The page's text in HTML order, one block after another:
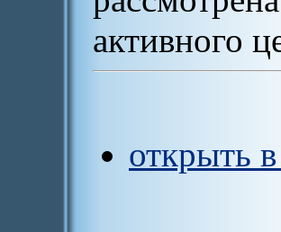
активного
открыть